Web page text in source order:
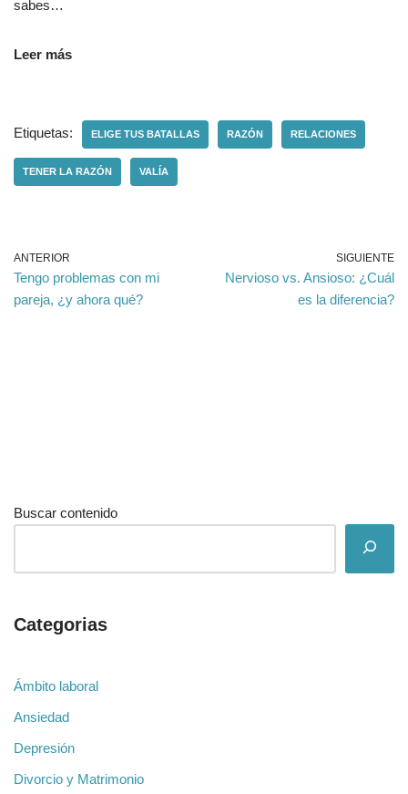
sabes…
Leer más
Etiquetas: ELIGE TUS BATALLAS RAZÓN RELACIONES
TENER LA RAZÓN VALÍA
ANTERIOR
Tengo problemas con mi
pareja, ¿y ahora qué?
SIGUIENTE
Nervioso vs. Ansioso: ¿Cuál
es la diferencia?
Buscar contenido
Categorias
Ámbito laboral
Ansiedad
Depresión
Divorcio y Matrimonio